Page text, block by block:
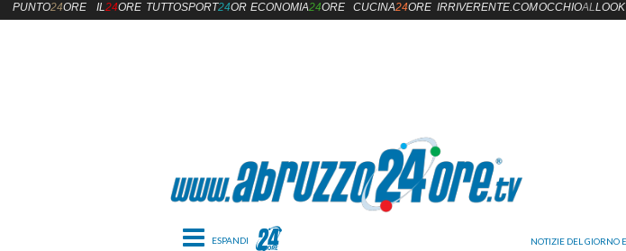
Toggle navigation
PUNTO24ORE IL24ORE TUTTOSPORT24OREECONOMIA24ORE CUCINA24ORE IRRIVERENTE.COMOCCHIOALLOOK